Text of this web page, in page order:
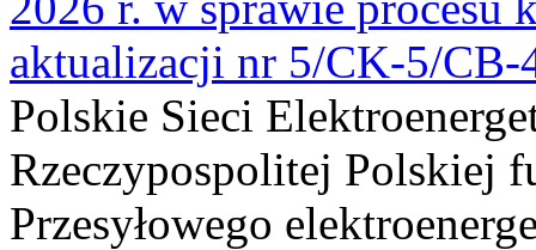
aktualizacji nr 5/CK-5/CB-
Polskie Sieci
Rzeczypospolitej Polskiej
Przesyłowego